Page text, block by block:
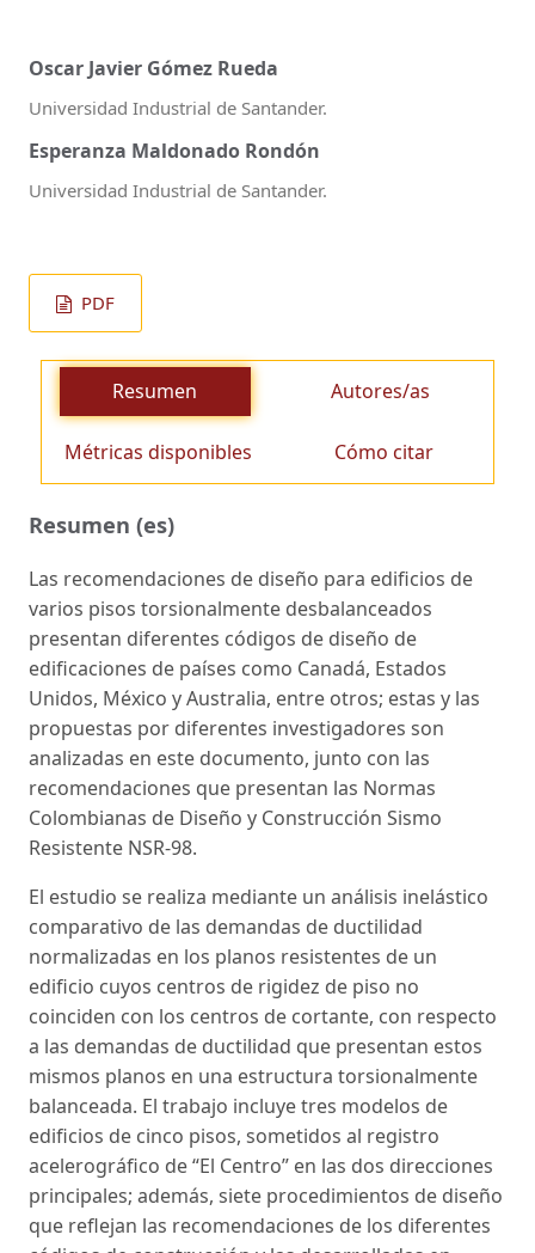
Oscar Javier Gómez Rueda
Universidad Industrial de Santander.
Esperanza Maldonado Rondón
Universidad Industrial de Santander.
PDF
Resumen Autores/as
Métricas disponibles Cómo citar
Resumen (es)
Las recomendaciones de diseño para edificios de
varios pisos torsionalmente desbalanceados
presentan diferentes códigos de diseño de
edificaciones de países como Canadá, Estados
Unidos, México y Australia, entre otros; estas y las
propuestas por diferentes investigadores son
analizadas en este documento, junto con las
recomendaciones que presentan las Normas
Colombianas de Diseño y Construcción Sismo
Resistente NSR-98.
El estudio se realiza mediante un análisis inelástico
comparativo de las demandas de ductilidad
normalizadas en los planos resistentes de un
edificio cuyos centros de rigidez de piso no
coinciden con los centros de cortante, con respecto
a las demandas de ductilidad que presentan estos
mismos planos en una estructura torsionalmente
balanceada. El trabajo incluye tres modelos de
edificios de cinco pisos, sometidos al registro
acelerográfico de “El Centro” en las dos direcciones
principales; además, siete procedimientos de diseño
que reflejan las recomendaciones de los diferentes